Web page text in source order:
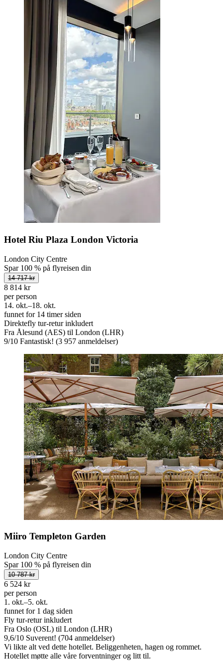
Hotel Riu Plaza London Victoria
London City Centre
Spar 100 % på flyreisen din
14 717 kr
8 814 kr
per person
14. okt.–18. okt.
funnet for 14 timer siden
Direktefly tur-retur inkludert
Fra Ålesund (AES) til London (LHR)
9/10 Fantastisk! (3 957 anmeldelser)
Miiro Templeton Garden
London City Centre
Spar 100 % på flyreisen din
10 787 kr
6 524 kr
per person
1. okt.–5. okt.
funnet for 1 dag siden
Fly tur-retur inkludert
Fra Oslo (OSL) til London (LHR)
9,6/10 Suverent! (704 anmeldelser)
Vi likte alt ved dette hotellet. Beliggenheten, hagen og rommet.
Hotellet møtte alle våre forventninger og litt til.